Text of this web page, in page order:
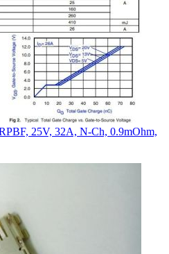
25V, 32A, N-Ch, 0.9mOhm,